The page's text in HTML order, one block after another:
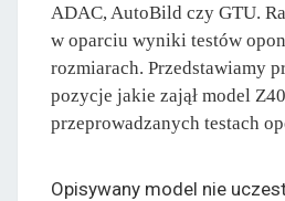
ADAC, AutoBild czy GTU.
w oparciu wyniki testów
rozmiarach. Przedstawiamy
pozycje jakie zajął model
przeprowadzanych testach
Opisywany model nie